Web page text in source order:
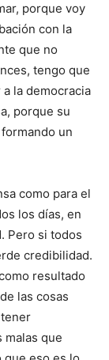
porque voy
con la
que no
tengo que
la democracia
porque su
un
como para el
los días, en
Pero si todos
credibilidad.
resultado
las cosas
malas que